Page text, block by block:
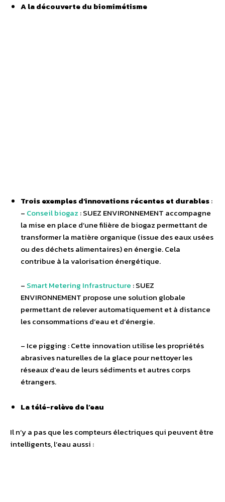
A la découverte du biomimétisme
Trois exemples d’innovations récentes et durables:
– Conseil biogaz : SUEZ ENVIRONNEMENT accompagne
la mise en place d’une filière de biogaz permettant de
transformer la matière organique (issue des eaux usées
ou des déchets alimentaires) en énergie. Cela
contribue à la valorisation énergétique.
– Smart Metering Infrastructure : SUEZ
ENVIRONNEMENT propose une solution globale
permettant de relever automatiquement et à distance
les consommations d’eau et d’énergie.
– Ice pigging : Cette innovation utilise les propriétés
abrasives naturelles de la glace pour nettoyer les
réseaux d’eau de leurs sédiments et autres corps
étrangers.
La télé-relève de l’eau
Il n’y a pas que les compteurs électriques qui peuvent être
intelligents, l’eau aussi :